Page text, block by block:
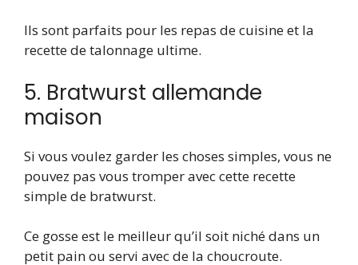
Ils sont parfaits pour les repas de cuisine et la
recette de talonnage ultime.
5. Bratwurst allemande
maison
Si vous voulez garder les choses simples, vous ne
pouvez pas vous tromper avec cette recette
simple de bratwurst.
Ce gosse est le meilleur qu’il soit niché dans un
petit pain ou servi avec de la choucroute.